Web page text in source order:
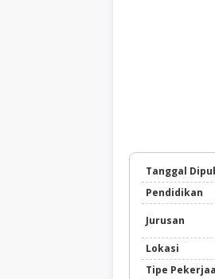
Tanggal
Pendidikan
Jurusan
Lokasi
Tipe